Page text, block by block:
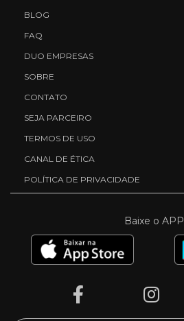
BLOG
FAQ
DUO EMPRESAS
SOBRE
CONTATO
SEJA PARCEIRO
TERMOS DE USO
CANAL DE ÉTICA
POLÍTICA DE PRIVACIDADE
Baixe o APP